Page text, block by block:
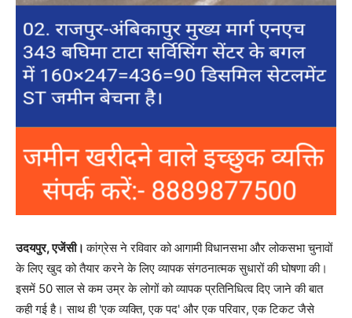
उदयपुर, एजेंसी।कांग्रेस ने रविवार को आगामी विधानसभा और लोकसभा चुनावों
के लिए खुद को तैयार करने के लिए व्यापक संगठनात्मक सुधारों की घोषणा की।
इसमें 50 साल से कम उम्र के लोगों को व्यापक प्रतिनिधित्व दिए जाने की बात
कही गई है। साथ ही 'एक व्यक्ति, एक पद' और एक परिवार, एक टिकट जैसे